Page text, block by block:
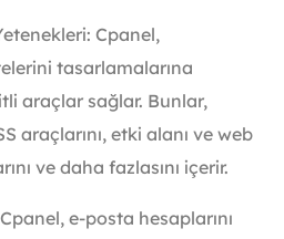
Cpanel,
tasarlamalarına
araçlar sağlar. Bunlar,
araçlarını, etki alanı ve web
ve daha fazlasını içerir.
Cpanel, e-posta hesaplarını